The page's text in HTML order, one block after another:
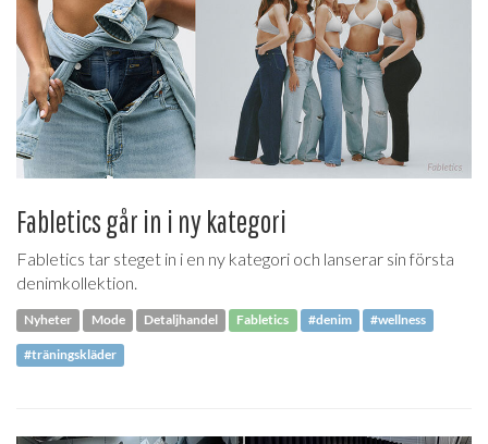
Fabletics går in i ny kategori
Fabletics tar steget in i en ny kategori och lanserar sin första
denimkollektion.
Nyheter Mode Detaljhandel Fabletics #denim #wellness
#träningskläder